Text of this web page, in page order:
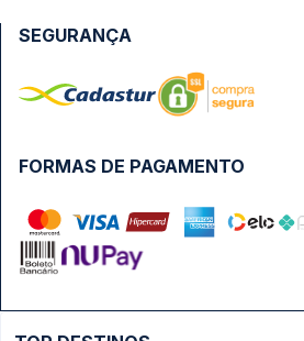
FORMAS DE PAGAMENTO
SEGURANÇA